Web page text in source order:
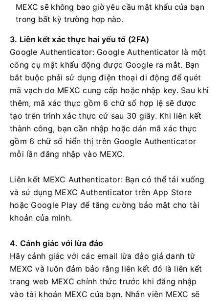
MEXC sẽ không bao giờ yêu cầu mật khẩu của bạn
trong bất kỳ trường hợp nào.
3. Liên kết xác thực hai yếu tố (2FA)
Google Authenticator: Google Authenticator là một
công cụ mật khẩu động được Google ra mắt. Bạn
bắt buộc phải sử dụng điện thoại di động để quét
mã vạch do MEXC cung cấp hoặc nhập key. Sau khi
thêm, mã xác thực gồm 6 chữ số hợp lệ sẽ được
tạo trên trình xác thực cứ sau 30 giây. Khi liên kết
thành công, bạn cần nhập hoặc dán mã xác thực
gồm 6 chữ số hiển thị trên Google Authenticator
mỗi lần đăng nhập vào MEXC.
Liên kết MEXC Authenticator: Bạn có thể tải xuống
và sử dụng MEXC Authenticator trên App Store
hoặc Google Play để tăng cường bảo mật cho tài
khoản của mình.
4. Cảnh giác với lừa đảo
Hãy cảnh giác với các email lừa đảo giả danh từ
MEXC và luôn đảm bảo rằng liên kết đó là liên kết
trang web MEXC chính thức trước khi đăng nhập
vào tài khoản MEXC của bạn. Nhân viên MEXC sẽ